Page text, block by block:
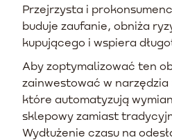
Przejrzysta i
buduje zaufanie, obniża
kupującego i wspiera
Aby zoptymalizować ten
zainwestować w narzędzia
które automatyzują
sklepowy zamiast
Wydłużenie czasu na